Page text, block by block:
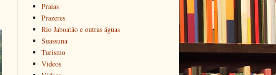
Praias
Prazeres
Rio Jaboatão e outras águas
Suassuna
Turismo
Videos